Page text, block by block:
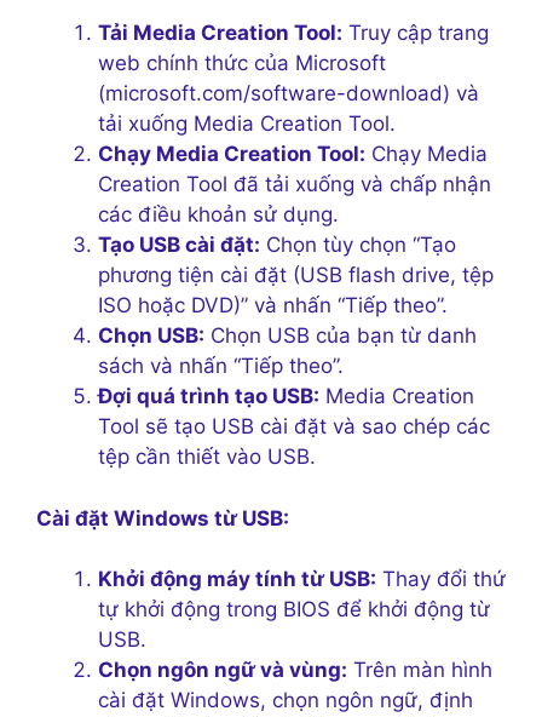
Tải Media Creation Tool: Truy cập trang
web chính thức của Microsoft
(microsoft.com/software-download) và
tải xuống Media Creation Tool.
Chạy Media Creation Tool: Chạy Media
Creation Tool đã tải xuống và chấp nhận
các điều khoản sử dụng.
Tạo USB cài đặt: Chọn tùy chọn “Tạo
phương tiện cài đặt (USB flash drive, tệp
ISO hoặc DVD)” và nhấn “Tiếp theo”.
Chọn USB: Chọn USB của bạn từ danh
sách và nhấn “Tiếp theo”.
Đợi quá trình tạo USB: Media Creation
Tool sẽ tạo USB cài đặt và sao chép các
tệp cần thiết vào USB.
Cài đặt Windows từ USB:
Khởi động máy tính từ USB: Thay đổi thứ
tự khởi động trong BIOS để khởi động từ
USB.
Chọn ngôn ngữ và vùng: Trên màn hình
cài đặt Windows, chọn ngôn ngữ, định